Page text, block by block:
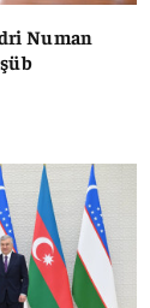
Numan